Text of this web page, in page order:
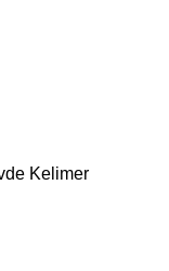
Kelimer